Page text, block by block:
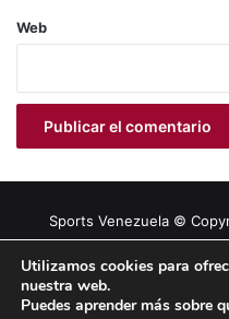
Web
Sports Venezuela ©
Utilizamos cookies para
nuestra web.
Puedes aprender más sobre